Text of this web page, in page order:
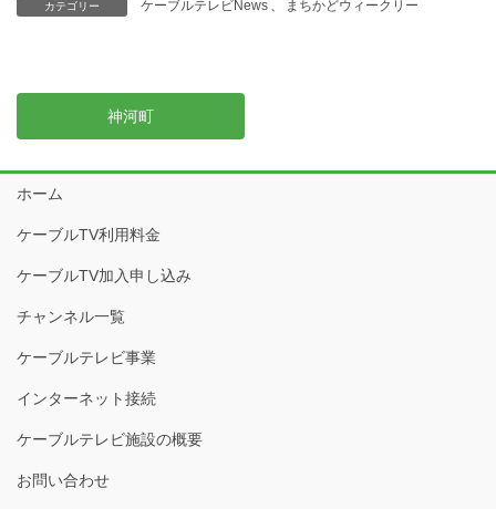
カテゴリー ケーブルテレビNews 、 まちかどウィークリー
神河町
ホーム
ケーブルTV利用料金
ケーブルTV加入申し込み
チャンネル一覧
ケーブルテレビ事業
インターネット接続
ケーブルテレビ施設の概要
お問い合わせ